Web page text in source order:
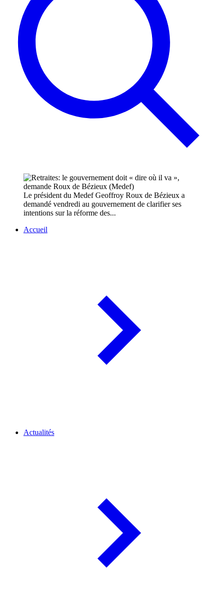
Le président du Medef Geoffroy Roux de Bézieux a
demandé vendredi au gouvernement de clarifier ses
intentions sur la réforme des...
Accueil
Actualités